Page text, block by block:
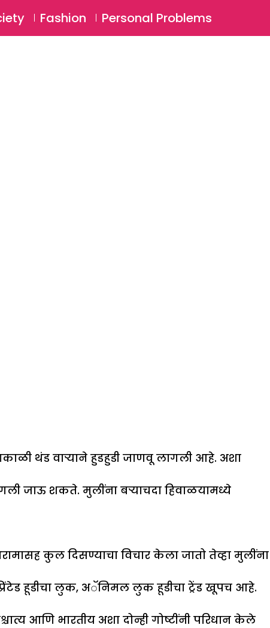
Login ⚲
Fashion Personal Problems
थंड वाऱ्याने हुडहुडी जाणवू लागली आहे. अशा
जाऊ शकते. मुलींना बऱ्याचदा हिवाळयामध्ये
कुल दिसण्याचा विचार केला जातो तेव्हा मुलींना
हूडीचा लुक, अॅनिमल लुक हूडीचा ट्रेंड खूपच आहे.
आणि भारतीय अशा दोन्ही गोष्टींनी परिधान केले